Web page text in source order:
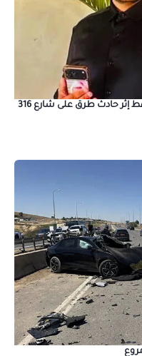
حادث طرق على شارع 316